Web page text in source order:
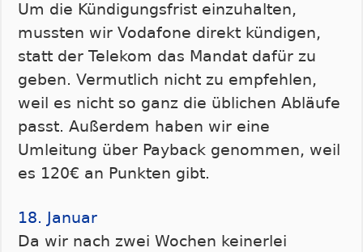
Um die Kündigungsfrist einzuhalten,
mussten wir Vodafone direkt kündigen,
statt der Telekom das Mandat dafür zu
geben. Vermutlich nicht zu empfehlen,
weil es nicht so ganz die üblichen Abläufe
passt. Außerdem haben wir eine
Umleitung über Payback genommen, weil
es 120€ an Punkten gibt.
18. Januar
Da wir nach zwei Wochen keinerlei